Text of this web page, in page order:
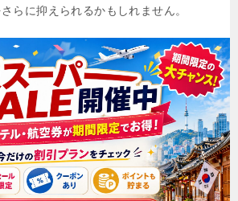
らに抑えられるかもしれません。